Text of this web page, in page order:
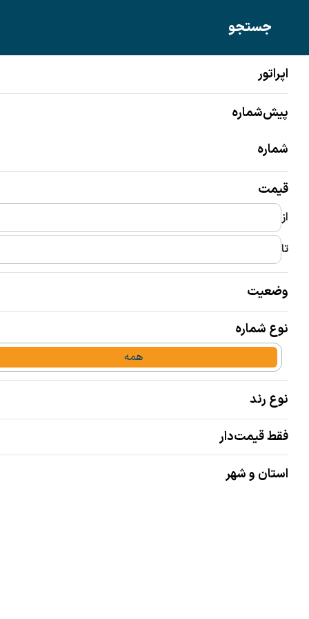
Ariyasim0919.rond.ir
سیم‌کارت‌ها سیم‌پک‌ها
جستجو
اپراتور
پیش‌شماره
شماره
قیمت
از
تا
وضعیت
نوع شماره
همه
نوع رند
فقط قیمت‌دار
استان و شهر